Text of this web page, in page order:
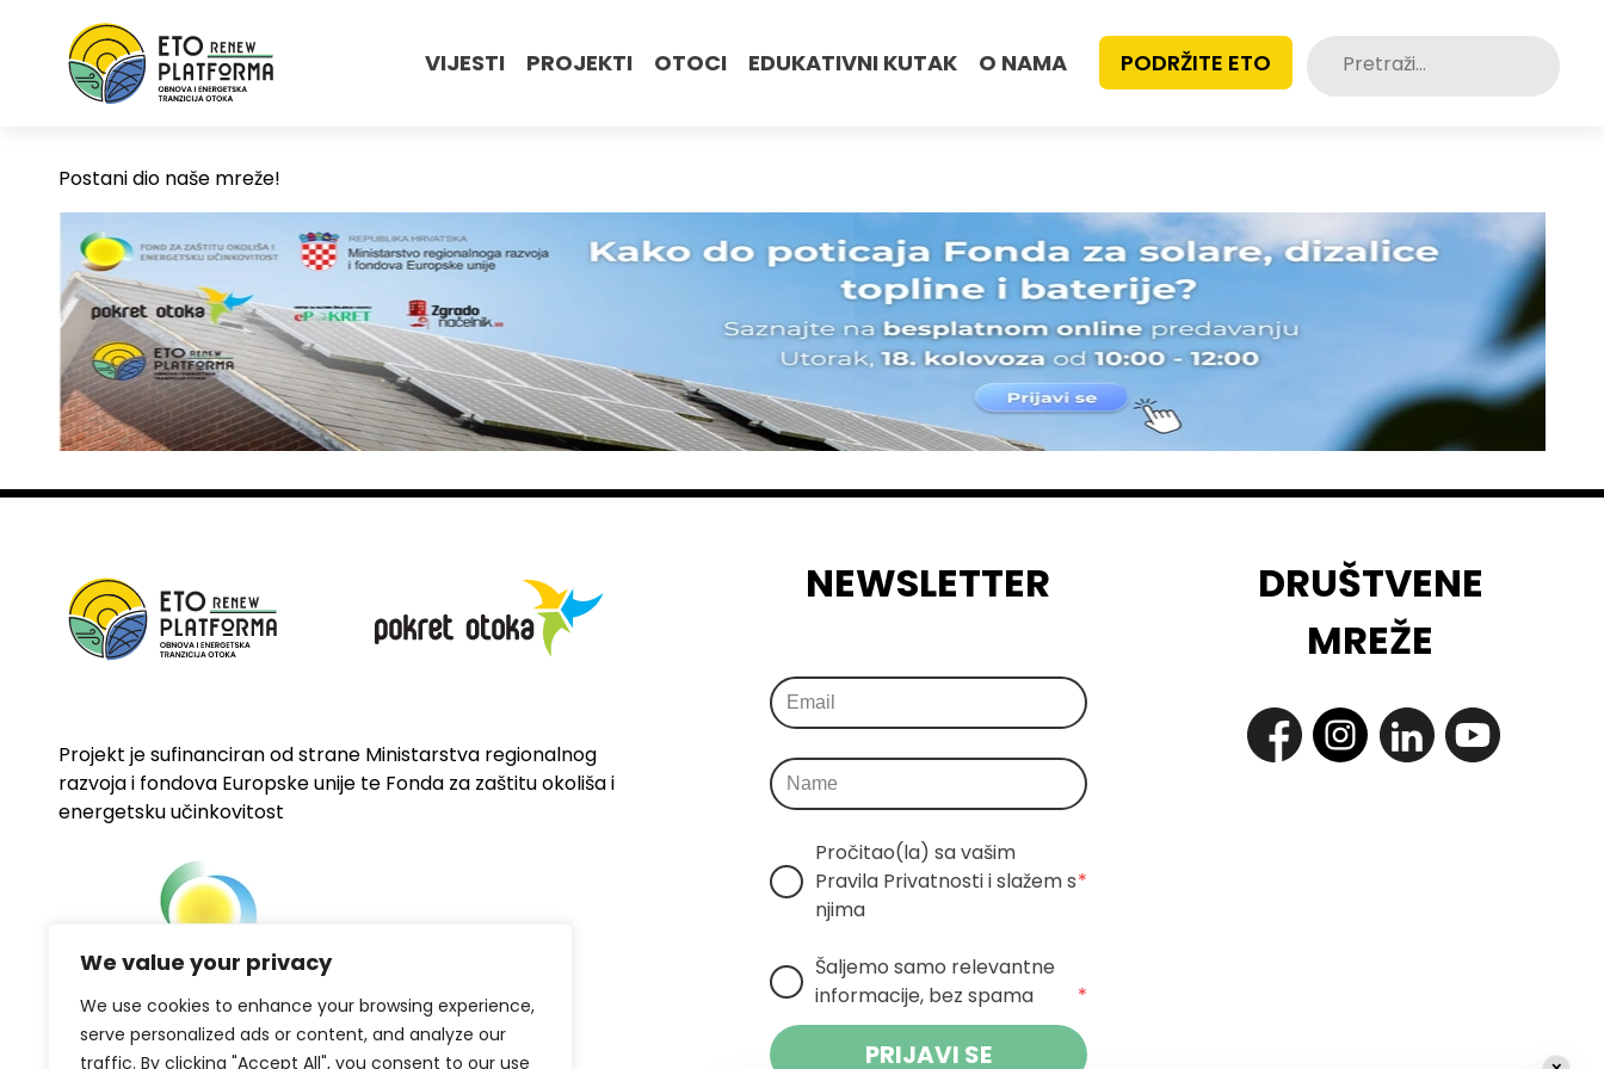
We value your privacy
We use cookies to enhance your browsing experience,
serve personalized ads or content, and analyze our
traffic. By clicking "Accept All", you consent to our use
VIJESTI PROJEKTI OTOCI EDUKATIVNI KUTAK O NAMA PODRŽITE ETO Pretraži:
Postani dio naše mreže!
Projekt je sufinanciran od strane Ministarstva regionalnog
razvoja i fondova Europske unije te Fonda za zaštitu okoliša i
energetsku učinkovitost
NEWSLETTER
Pročitao(la) sa vašim
Pravila Privatnosti i slažem s
njima
*
Šaljemo samo relevantne
informacije, bez spama
*
PRIJAVI SE
DRUŠTVENE
MREŽE